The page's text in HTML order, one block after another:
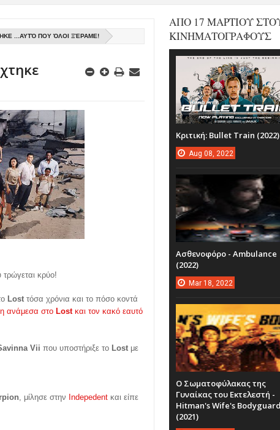
...ΑΥΤΌ ΠΟΥ ΌΛΟΙ ΞΈΡΑΜΕ!
τρώγεται κρύο!
Lost τόσα χρόνια και το πόσο κοντά
ανάμεσα στο Lostκαι τον κακό εαυτό
Vii που υποστήριξε το Lost με
, μίλησε στην Indepedent και είπε
ΑΠΟ 17 ΜΑΡΤΙΟΥ
ΚΙΝΗΜΑΤΟΓΡΑΦΟΥΣ
Κριτική: Bullet Train (2022)
Aug 08, 2022
Ασθενοφόρο - Ambulance
(2022)
Mar 18, 2022
Ο Σωματοφύλακας της
Γυναίκας του Εκτελεστή -
Hitman's Wife's Bodyguard
(2021)